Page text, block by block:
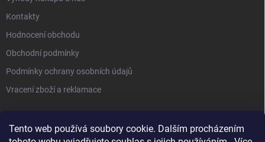
Tento web používá soubory cookie. Dalším procházením
Kontakty
Hodnocení obchodu
Obchodní podmínky
Podmínky ochrany osobních údajů
Vracení zboží a reklamace
PŘIJÍMÁME ONLINE PLATBY